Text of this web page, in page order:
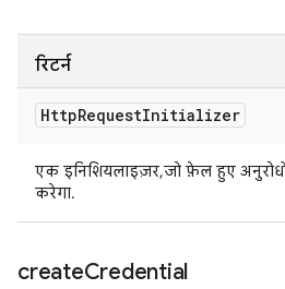
रिटर्न
HttpRequestInitializer
एक इनिशियलाइज़र, जो फ़ेल हुए
करेगा.
createCredential